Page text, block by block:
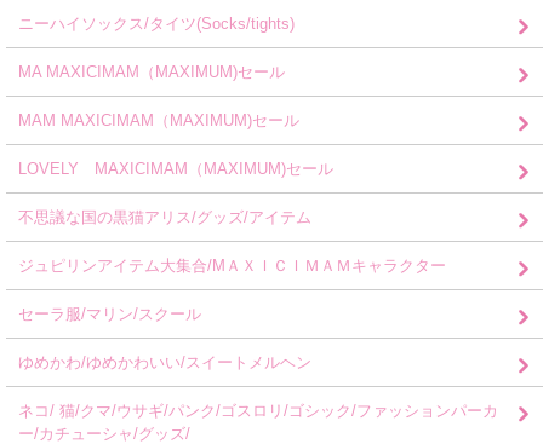
ニーハイソックス/タイツ(Socks/tights)
MA MAXICIMAM（MAXIMUM)セール
MAM MAXICIMAM（MAXIMUM)セール
LOVELY MAXICIMAM（MAXIMUM)セール
不思議な国の黒猫アリス/グッズ/アイテム
ジュピリンアイテム大集合/MＡＸＩＣＩＭＡＭキャラクター
セーラ服/マリン/スクール
ゆめかわ/ゆめかわいい/スイートメルヘン
ネコ/ 猫/クマ/ウサギ/パンク/ゴスロリ/ゴシック/ファッションパーカ
ー/カチューシャ/グッズ/